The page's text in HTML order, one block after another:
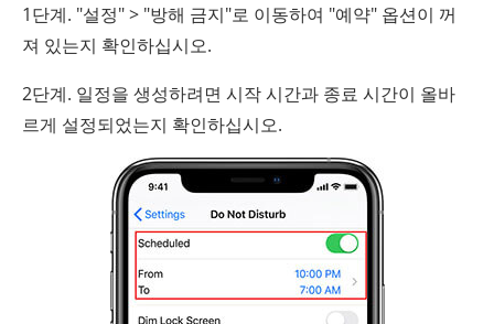
1단계. "설정" > "방해 금지"로 이동하여 "예약" 옵션이 꺼
져 있는지 확인하십시오.
2단계. 일정을 생성하려면 시작 시간과 종료 시간이 올바
르게 설정되었는지 확인하십시오.